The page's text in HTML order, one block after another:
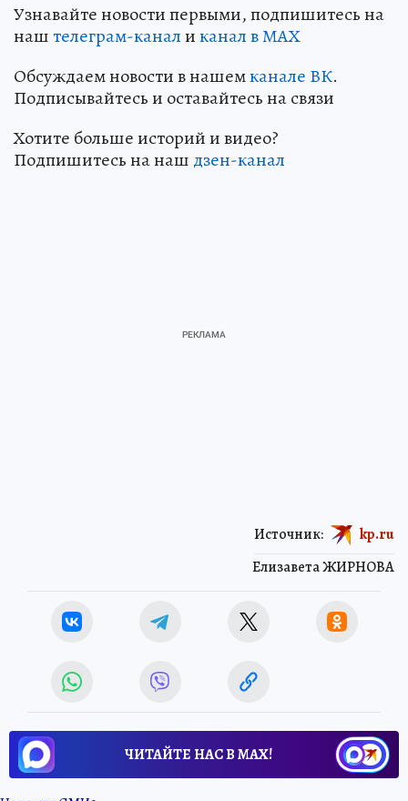
Узнавайте новости первыми, подпишитесь на
наштелеграм-каналиканал в МАХ
Обсуждаем новости в нашемканале ВК.
Подписывайтесь и оставайтесь на связи
Хотите больше историй и видео?
Подпишитесь на наш дзен-канал
Елизавета ЖИРНОВА
Источник: kp.ru
ЧИТАЙТЕ НАС В МАХ!